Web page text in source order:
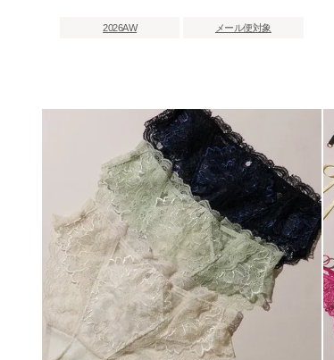
2026AW メール便対象